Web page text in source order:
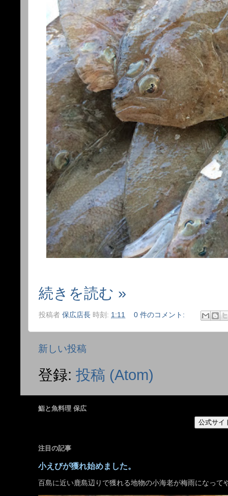
続きを読む »
投稿者 保広店長 時刻: 1:11 0 件のコメント:
新しい投稿
登録: 投稿 (Atom)
鮨と魚料理 保広
公式サイ
注目の記事
小えびが獲れ始めました。
百島に近い鹿島辺りで獲れる地物の小海老が梅雨になって